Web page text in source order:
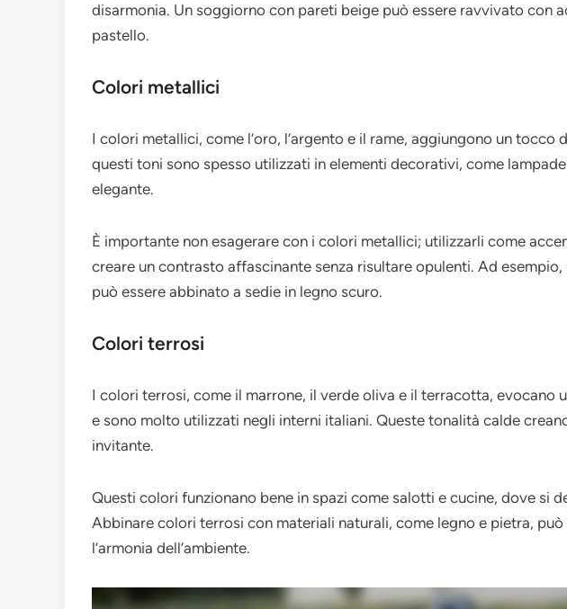
disarmonia. Un soggiorno con pareti beige può essere ravvivato con
pastello.
Colori metallici
I colori metallici, come l’oro, l’argento e il rame, aggiungono un tocco
questi toni sono spesso utilizzati in elementi decorativi, come
elegante.
È importante non esagerare con i colori metallici; utilizzarli come
creare un contrasto affascinante senza risultare opulenti. Ad
può essere abbinato a sedie in legno scuro.
Colori terrosi
I colori terrosi, come il marrone, il verde oliva e il terracotta, evocano
e sono molto utilizzati negli interni italiani. Queste tonalità calde
invitante.
Questi colori funzionano bene in spazi come salotti e cucine, dove si
Abbinare colori terrosi con materiali naturali, come legno e pietra,
l’armonia dell’ambiente.